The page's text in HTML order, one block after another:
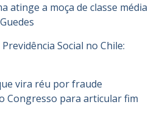
atinge a moça de classe média
Social no Chile:
vira réu por fraude
Congresso para articular fim